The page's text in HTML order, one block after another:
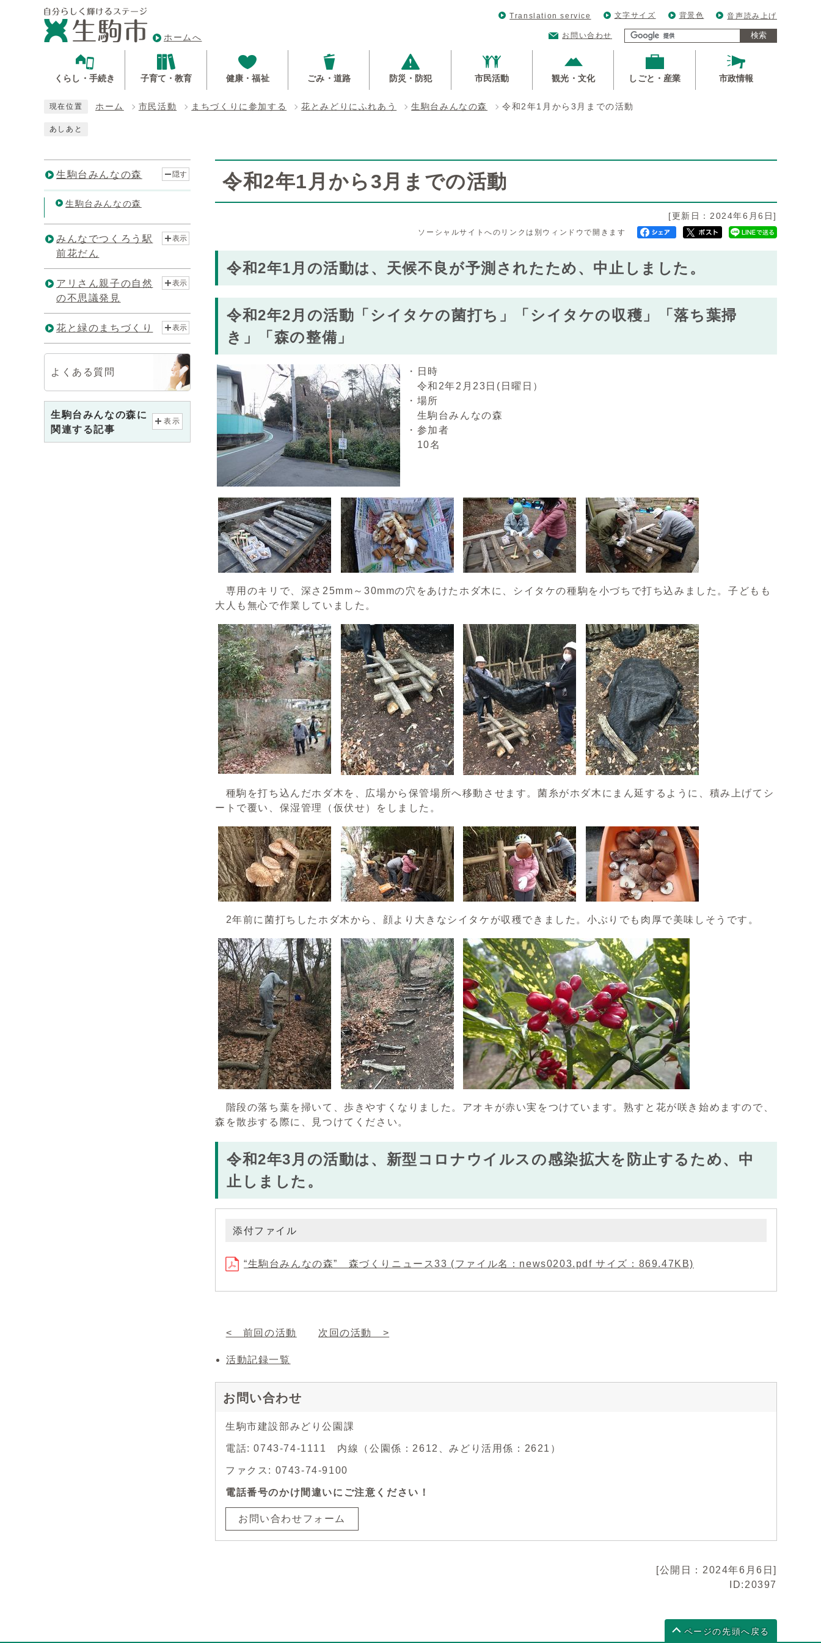
ホームへ
Translation service 文字サイズ 背景色 音声読み上げ
お問い合わせ 検索
くらし・手続き 子育て・教育 健康・福祉 ごみ・道路 防災・防犯 市民活動 観光・文化 しごと・産業 市政情報
現在位置 ホーム 市民活動 まちづくりに参加する 花とみどりにふれあう 生駒台みんなの森 令和2年1月から3月までの活動
あしあと
令和2年1月から3月までの活動
[更新日：2024年6月6日]
ソーシャルサイトへのリンクは別ウィンドウで開きます
令和2年1月の活動は、天候不良が予測されたため、中止しました。
令和2年2月の活動「シイタケの菌打ち」「シイタケの収穫」「落ち葉掃
き」「森の整備」
・日時
令和2年2月23日(日曜日）
・場所
生駒台みんなの森
・参加者
10名
専用のキリで、深さ25mm～30mmの穴をあけたホダ木に、シイタケの種駒を小づちで打ち込みました。子どもも
大人も無心で作業していました。
種駒を打ち込んだホダ木を、広場から保管場所へ移動させます。菌糸がホダ木にまん延するように、積み上げてシ
ートで覆い、保湿管理（仮伏せ）をしました。
2年前に菌打ちしたホダ木から、顔より大きなシイタケが収穫できました。小ぶりでも肉厚で美味しそうです。
階段の落ち葉を掃いて、歩きやすくなりました。アオキが赤い実をつけています。熟すと花が咲き始めますので、
森を散歩する際に、見つけてください。
令和2年3月の活動は、新型コロナウイルスの感染拡大を防止するため、中
止しました。
添付ファイル
“生駒台みんなの森” 森づくりニュース33 (ファイル名：news0203.pdf サイズ：869.47KB)
< 前回の活動 次回の活動 >
活動記録一覧
お問い合わせ
生駒市建設部みどり公園課
電話: 0743-74-1111 内線（公園係：2612、みどり活用係：2621）
ファクス: 0743-74-9100
電話番号のかけ間違いにご注意ください！
お問い合わせフォーム
生駒台みんなの森 隠す
生駒台みんなの森
みんなでつくろう駅
前花だん
表示
アリさん親子の自然
の不思議発見
表示
花と緑のまちづくり 表示
よくある質問
生駒台みんなの森に
関連する記事
表示
[公開日：2024年6月6日]
ID:20397
ページの先頭へ戻る